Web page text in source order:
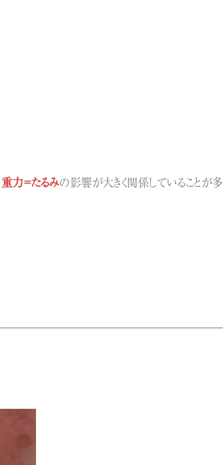
重力=たるみの影響が大きく関係していることが多